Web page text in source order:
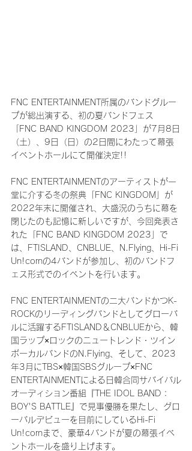
FNC ENTERTAINMENT所属のバンドグルー
プが総出演する、初の夏バンドフェス
「FNC BAND KINGDOM 2023」が7月8日
（土）、9日（日）の2日間にわたって幕張
イベントホールにて開催決定!!
FNC ENTERTAINMENTのアーティストが一
堂に介する冬の祭典「FNC KINGDOM」が
2022年末に開催され、大盛況のうちに幕を
閉じたのも記憶に新しいですが、今回発表さ
れた「FNC BAND KINGDOM 2023」で
は、FTISLAND、CNBLUE、N.Flying、Hi-Fi
Un!cornの4バンドが参加し、初のバンドフ
ェス形式でのイベントを行います。
FNC ENTERTAINMENTの二大バンドかつK-
ROCKのリーディングバンドとしてグローバ
ルに活躍するFTISLAND＆CNBLUEから、韓
国ラップ×ロックのニュートレンド・ツイン
ボーカルバンドのN.Flying、そして、2023
年3月にTBS×韓国SBSグループ×FNC
ENTERTAINMENTによる日韓合同サバイバル
オーディション番組『THE IDOL BAND：
BOY'S BATTLE』で見事優勝を果たし、グロ
ーバルデビューを目前にしているHi-Fi
Un!cornまで、豪華4バンドが夏の幕張イベ
ントホールを盛り上げます。